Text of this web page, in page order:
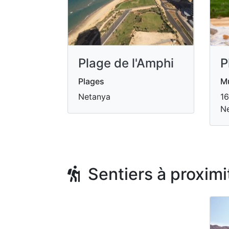
Plage de l'Amphi
Plages
Netanya
Sentiers à